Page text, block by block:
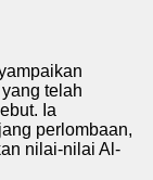
telah
Ia
perlombaan,
nilai-nilai Al-